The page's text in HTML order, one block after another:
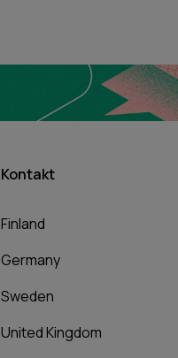
Kontakt
Finland
Germany
Sweden
United Kingdom